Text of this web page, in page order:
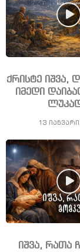
ქრისტე იშვა,
იმედი
13
იშვა, რათა